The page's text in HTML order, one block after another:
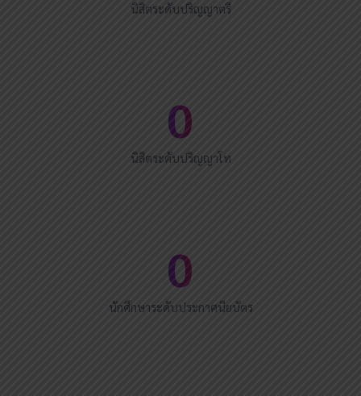
นิสิตระดับปริญญาตรี
0
นิสิตระดับปริญญาโท
0
นักศึกษาระดับประกาศนียบัตร